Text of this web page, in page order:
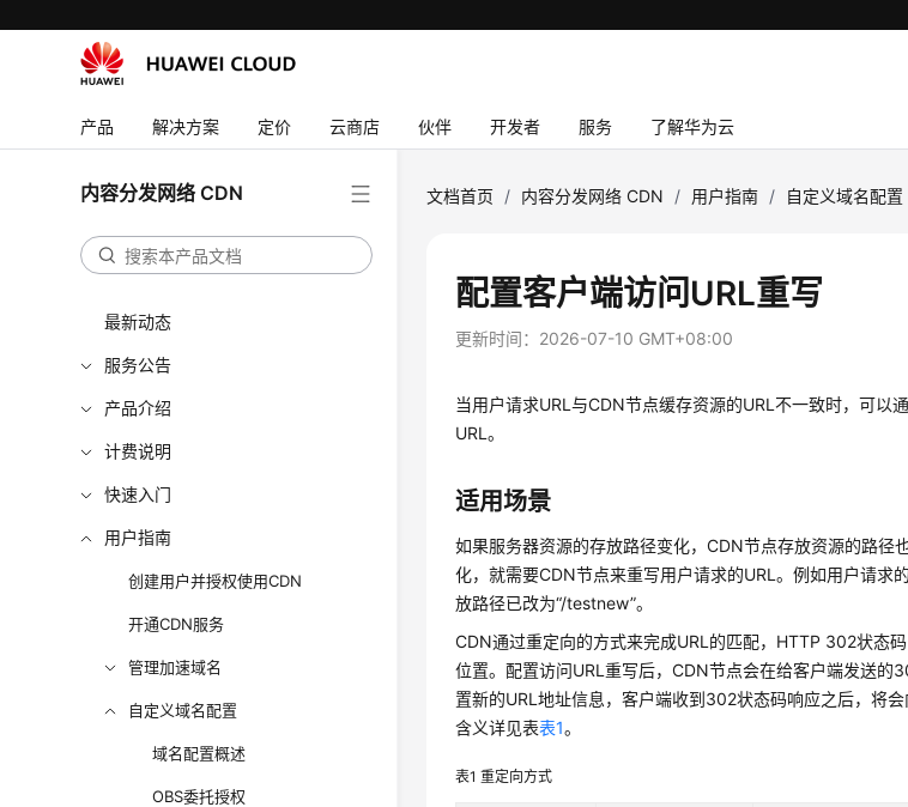
产品 解决方案 定价 云商店 伙伴 开发者 服务 了解华为云
内容分发网络 CDN
最新动态
服务公告
产品介绍
计费说明
快速入门
用户指南
创建用户并授权使用CDN
开通CDN服务
管理加速域名
自定义域名配置
域名配置概述
OBS委托授权
文档首页 / 内容分发网络 CDN / 用户指南 / 自定义域名配置
配置客户端访问URL重写
更新时间： 2026-07-10 GMT+08:00
当用户请求URL与CDN节点缓存资源的URL不一致时，可以
URL。
适用场景
如果服务器资源的存放路径变化，CDN节点存放资源的路径
化，就需要CDN节点来重写用户请求的URL。例如用户请求
放路径已改为“/testnew”。
CDN通过重定向的方式来完成URL的匹配，HTTP 302状态
位置。配置访问URL重写后，CDN节点会在给客户端发送
置新的URL地址信息，客户端收到302状态码响应之后，将
含义详见表表1。
表1重定向方式